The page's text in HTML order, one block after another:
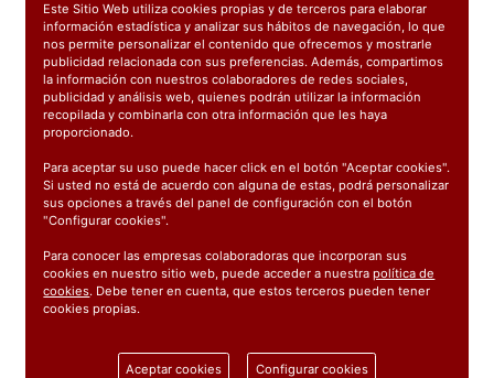
Este Sitio Web utiliza cookies propias y de terceros para elaborar
información estadística y analizar sus hábitos de navegación, lo que
nos permite personalizar el contenido que ofrecemos y mostrarle
publicidad relacionada con sus preferencias. Además, compartimos
la información con nuestros colaboradores de redes sociales,
publicidad y análisis web, quienes podrán utilizar la información
recopilada y combinarla con otra información que les haya
proporcionado.
Para aceptar su uso puede hacer click en el botón "Aceptar cookies".
Si usted no está de acuerdo con alguna de estas, podrá personalizar
sus opciones a través del panel de configuración con el botón
"Configurar cookies".
Para conocer las empresas colaboradoras que incorporan sus
cookies en nuestro sitio web, puede acceder a nuestrapolítica de
cookies. Debe tener en cuenta, que estos terceros pueden tener
cookies propias.
Aceptar cookies Configurar cookies